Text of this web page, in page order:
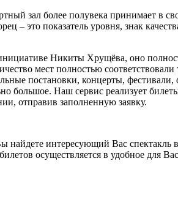
зал более полувека принимает в
– это показатель уровня, знак
Никиты Хрущёва, оно
мест полностью
постановки, концерты,
большое. Наш сервис реализует
отправив заполненную заявку.
найдете интересующий Вас
осуществляется в удобное для